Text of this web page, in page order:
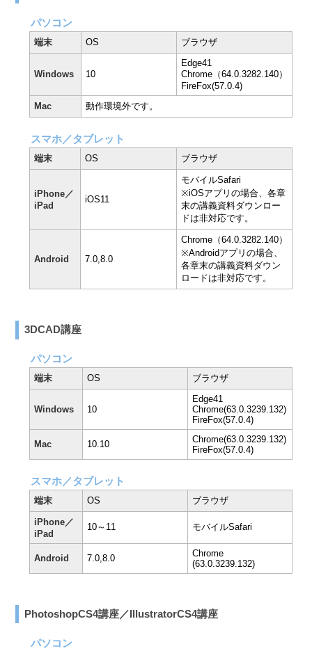
パソコン
端末 OS ブラウザ
Windows 10
Edge41
Chrome（64.0.3282.140）
FireFox(57.0.4)
Mac
動作環境外です。
スマホ／タブレット
端末 OS ブラウザ
iPhone／
iPad
iOS11
モバイルSafari
※iOSアプリの場合、各章
末の講義資料ダウンロー
ドは非対応です。
Android 7.0,8.0
Chrome（64.0.3282.140）
※Androidアプリの場合、
各章末の講義資料ダウン
ロードは非対応です。
3DCAD講座
パソコン
端末 OS ブラウザ
Windows 10
Edge41
Chrome(63.0.3239.132)
FireFox(57.0.4)
Mac 10.10
Chrome(63.0.3239.132)
FireFox(57.0.4)
スマホ／タブレット
端末 OS ブラウザ
iPhone／
iPad
10～11 モバイルSafari
Android 7.0,8.0
Chrome
(63.0.3239.132)
PhotoshopCS4講座／IllustratorCS4講座
パソコン